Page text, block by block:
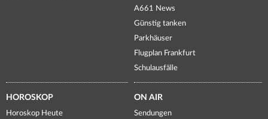
A661 News
Günstig tanken
Parkhäuser
Flugplan Frankfurt
Schulausfälle
HOROSKOP
Horoskop Heute
ON AIR
Sendungen